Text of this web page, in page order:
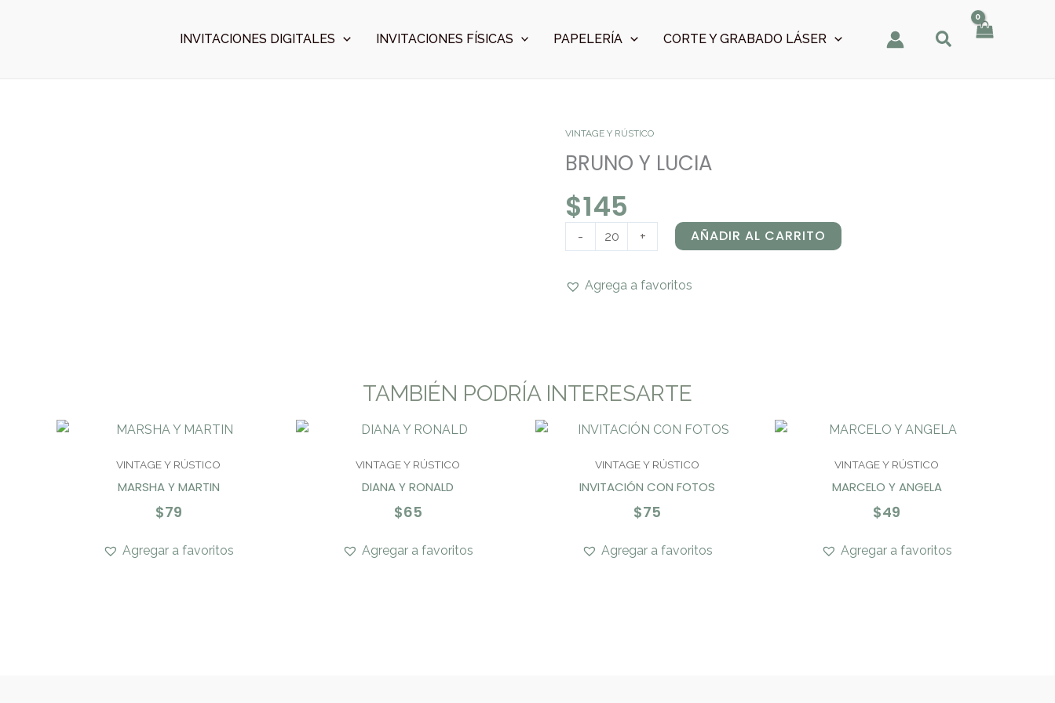
INVITACIONES DIGITALES INVITACIONES FÍSICAS PAPELERÍA CORTE Y GRABADO LÁSER
VINTAGE Y RÚSTICO
BRUNO Y LUCIA
$145
-
BRUNO
Y
cantidad
+ AÑADIR AL CARRITO
Agrega a favoritos
TAMBIÉN PODRÍA INTERESARTE
VINTAGE Y RÚSTICO
MARSHA Y MARTIN
$79
Agregar a favoritos
VINTAGE Y RÚSTICO
DIANA Y RONALD
$65
Agregar a favoritos
VINTAGE Y RÚSTICO
INVITACIÓN CON FOTOS
$75
Agregar a favoritos
VINTAGE Y RÚSTICO
MARCELO Y ANGELA
$49
Agregar a favoritos